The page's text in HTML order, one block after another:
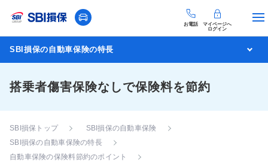
お電話
マイページへ
ログイン
SBI損保の自動車保険の特長
搭乗者傷害保険なしで保険料を節約
SBI損保トップ
SBI損保の自動車保険
SBI損保の自動車保険の特長
自動車保険の保険料節約のポイント